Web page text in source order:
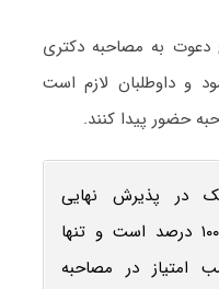
دعوت به مصاحبه دکتری
و داوطلبان لازم است
حضور پیدا کنند.
در پذیرش نهایی
داوطلبان دکتری بدون آزمون ۱۰۰ درصد است و تنها
امتیاز در مصاحبه